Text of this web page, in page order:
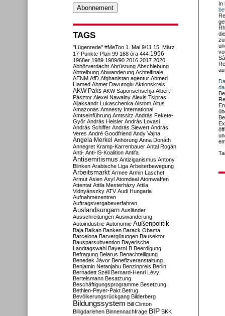
In
TAGS
"Lügenrede" #MeToo 1. Mai 9/11 15. März
17-Punkte-Plan 99 168 óra 444 1956
1968er 1989 1989/90 2016 2017 2020
Abhörverdacht Abrüstung Abschiebung
Abtreibung Abwanderung Achtelfinale
AENM AfD Afghanistan agentur Ahmed
Hamed Ahmet Davutoglu Aktionskreis
AKW Paks AKW Saporischschja Albert
Pásztor Alexei Nawalny Alexis Tsipras
Aljaksandr Lukaschenka Alstom Altus
Amazonas Amnesty International
Amtseinführung Amtssitz András Fekete-
Győr András Heisler András Lovasi
András Schiffer András Siewert András
Veres André Goodfriend Andy Vajna
Angela Merkel Anhörung Anna Donáth
Annegret Kramp-Karrenbauer Antal Rogán
Anti- Anti-IS-Koalition Antifa
Antisemitismus Antiziganismus Antony
Blinken Arabische Liga Arbeiterbewegung
Arbeitsmarkt Armee Armin Laschet
Armut Asien Asyl Atomdeal Atomwaffen
Attentat Attila Mesterházy Attila
Vidnyánszky ATV Audi Hungaria
Aufnahmezentren
Auftragsvergabeverfahren
Auslandsungarn Ausländer
Ausschreitungen Auswanderung
Autoindustrie Autonomie Außenpolitik
Baja Balkan Banken Barack Obama
Barcelona Barvergütungen Bausektor
Bausparsubvention Bayerische
Landtagswahl BayernLB Beerdigung
Befragung Belarus Benachteiligung
Benedek Jávor Benefizveranstaltung
Benjamin Netanjahu Benzinpreis Berlin
Bernadett Széll Bernard-Henri Lévy
Bertelsmann Besatzung
Beschäftigungsprogramme Besetzung
Bethlen-Peyer-Pakt Betrug
Bevölkerungsrückgang Bilderberg
Bildungssystem Bill Clinton
Billigdarlehen Binnennachfrage BIP BKK